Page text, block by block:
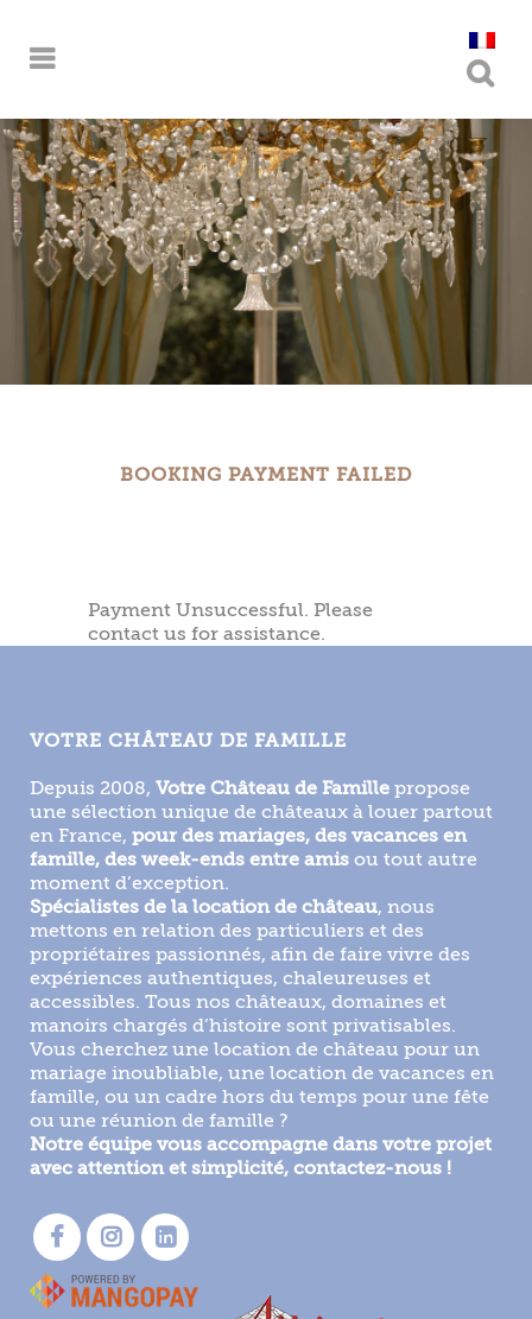
BOOKING PAYMENT FAILED
Payment Unsuccessful. Please
contact us for assistance.
VOTRE CHÂTEAU DE FAMILLE
Depuis 2008, Votre Château de Famille propose
une sélection unique de châteaux à louer partout
en France, pour des mariages, des vacances en
famille, des week-ends entre amis ou tout autre
moment d’exception.
Spécialistes de la location de château, nous
mettons en relation des particuliers et des
propriétaires passionnés, afin de faire vivre des
expériences authentiques, chaleureuses et
accessibles. Tous nos châteaux, domaines et
manoirs chargés d’histoire sont privatisables.
Vous cherchez une location de château pour un
mariage inoubliable, une location de vacances en
famille, ou un cadre hors du temps pour une fête
ou une réunion de famille ?
Notre équipe vous accompagne dans votre projet
avec attention et simplicité, contactez-nous !